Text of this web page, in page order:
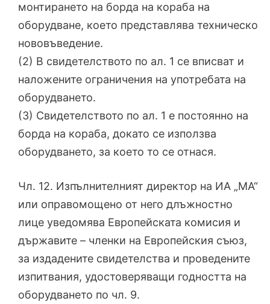
монтирането на борда на кораба на
оборудване, което представлява техническо
нововъведение.
(2) В свидетелството по ал. 1 се вписват и
наложените ограничения на употребата на
оборудването.
(3) Свидетелството по ал. 1 е постоянно на
борда на кораба, докато се използва
оборудването, за което то се отнася.
Чл. 12. Изпълнителният директор на ИА „МА“
или оправомощено от него длъжностно
лице уведомява Европейската комисия и
държавите – членки на Европейския съюз,
за издадените свидетелства и проведените
изпитвания, удостоверяващи годността на
оборудването по чл. 9.